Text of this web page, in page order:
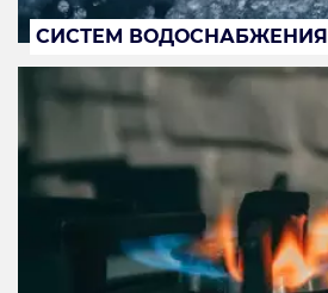
СИСТЕМ ВОДОСНАБЖЕНИЯ